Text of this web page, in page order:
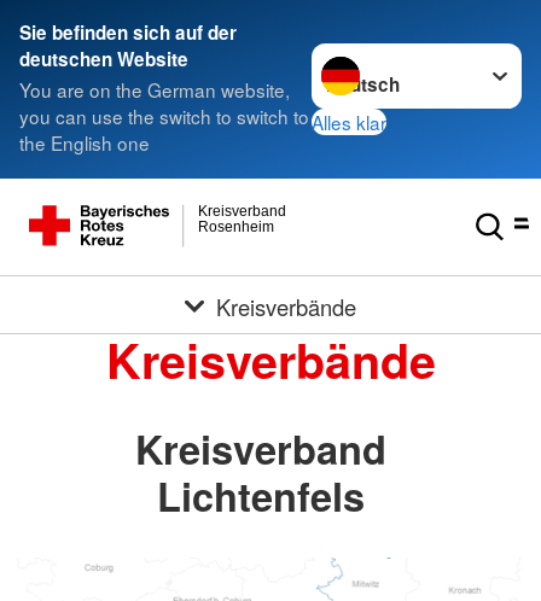
Sie befinden sich auf der
deutschen Website
You are on the German website,
you can use the switch to switch to
the English one
Sprache wechseln zu
Alles klar
Rosenheim
Kreisverband
Kreisverbände
Kreisverbände
Kreisverband
Lichtenfels